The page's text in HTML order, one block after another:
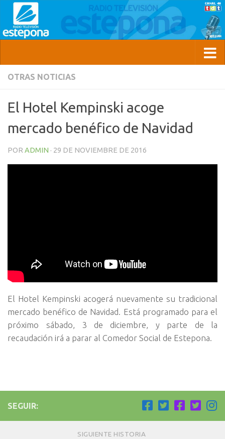
OTRAS NOTICIAS
El Hotel Kempinski acoge
mercado benéfico de Navidad
POR ADMIN · 29 DE NOVIEMBRE DE 2016
El Hotel Kempinski acogerá nuevamente su tradicional
mercado benéfico de Navidad. Está programado para el
próximo sábado, 3 de diciembre, y parte de la
recaudación irá a parar al Comedor Social de Estepona.
SEGUIR:
SIGUIENTE HISTORIA